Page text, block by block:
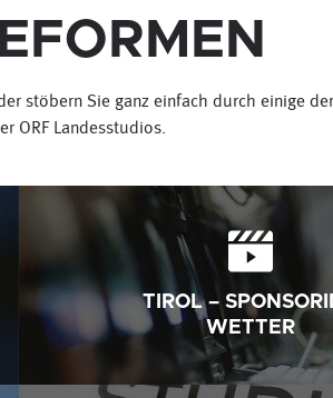
stöbern Sie ganz einfach durch einige der
ORF Landesstudios.
TIROL –
WETTER